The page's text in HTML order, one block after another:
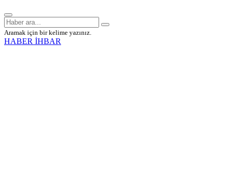
Aramak için bir kelime yazınız.
HABER İHBAR